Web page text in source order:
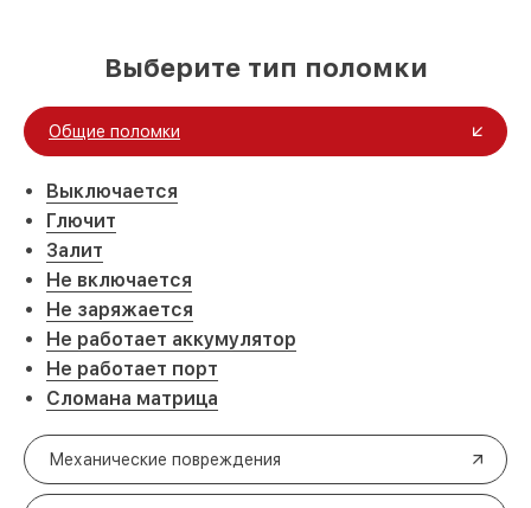
Выберите тип поломки
Общие поломки
Выключается
Глючит
Залит
Не включается
Не заряжается
Не работает аккумулятор
Не работает порт
Сломана матрица
Механические повреждения